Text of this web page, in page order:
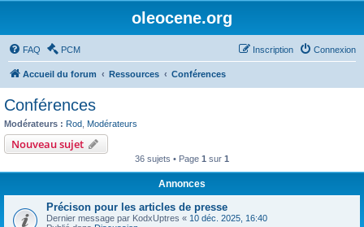
oleocene.org
FAQ PCM Connexion
Inscription
Accueil du forum Ressources Conférences
Conférences
Modérateurs : Rod Modérateurs
Nouveau sujet
36 sujets • Page 1 sur 1
Annonces
Précison pour les articles de presse
Dernier message par KodxUptres « 10 déc. 2025, 16:40